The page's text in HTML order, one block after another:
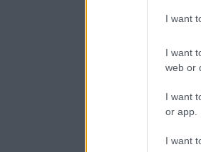
I want
I want
web or
I want
or app.
I want